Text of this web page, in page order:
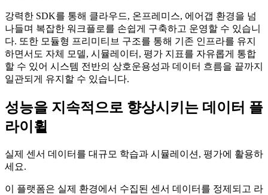
강력한 SDK를 통해 클라우드, 온프레미스, 에어갭 환경을 넘
나들며 복잡한 워크플로를 손쉽게 구축하고 운영할 수 있습니
다. 또한 모듈형 프리미티브 구조를 통해 기존 인프라를 유지
하면서도 자체 모델, 시뮬레이터, 평가 지표를 자유롭게 통합
할 수 있어 시스템 전반의 상호운용성과 데이터 흐름을 끝까지
일관되게 유지할 수 있습니다.
성능을 지속적으로 향상시키는 데이터 플
라이휠
실제 센서 데이터를 대규모 학습과 시뮬레이션, 평가에 활용하
세요.
이 플랫폼은 실제 환경에서 수집된 센서 데이터를 정제되고 라